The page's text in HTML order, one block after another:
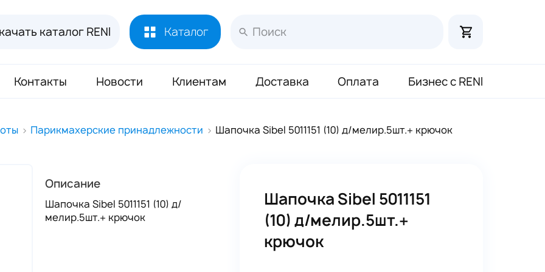
каталог RENI Каталог
Контакты Новости Клиентам Доставка Оплата Бизнес с RENI
Масло Reni 50 мл
Буклеты и Плакаты RENI
17
Парикмахерские принадлежности Шапочка Sibel 5011151 (10) д/мелир.5шт.+ крючок
Описание
Шапочка Sibel 5011151 (10) д/
мелир.5шт.+ крючок
Шапочка Sibel 5011151
(10) д/мелир.5шт.+
крючок